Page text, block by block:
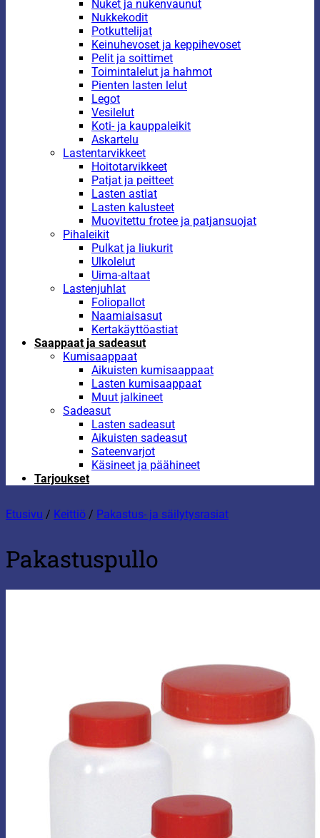
Nuket ja nukenvaunut
Nukkekodit
Potkuttelijat
Keinuhevoset ja keppihevoset
Pelit ja soittimet
Toimintalelut ja hahmot
Pienten lasten lelut
Legot
Vesilelut
Koti- ja kauppaleikit
Askartelu
Lastentarvikkeet
Hoitotarvikkeet
Patjat ja peitteet
Lasten astiat
Lasten kalusteet
Muovitettu frotee ja patjansuojat
Pihaleikit
Pulkat ja liukurit
Ulkolelut
Uima-altaat
Lastenjuhlat
Foliopallot
Naamiaisasut
Kertakäyttöastiat
Saappaat ja sadeasut
Kumisaappaat
Aikuisten kumisaappaat
Lasten kumisaappaat
Muut jalkineet
Sadeasut
Lasten sadeasut
Aikuisten sadeasut
Sateenvarjot
Käsineet ja päähineet
Tarjoukset
Etusivu / Keittiö / Pakastus- ja säilytysrasiat
Pakastuspullo